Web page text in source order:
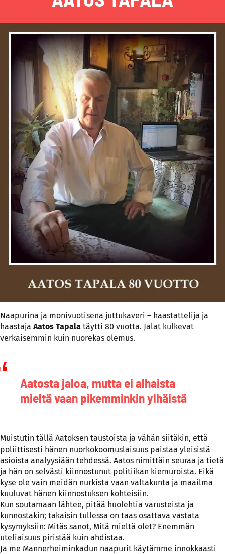
Naapurina ja monivuotisena juttukaveri – haastattelija ja
haastaja Aatos Tapala täytti 80 vuotta. Jalat kulkevat
verkaisemmin kuin nuorekas olemus.
Aatosta jaloa, mutta ei alhaista
mieltä vaan pikemminkin ylhäistä
Muistutin tällä Aatoksen taustoista ja vähän siitäkin, että
poliittisesti hänen nuorkokoomuslaisuus paistaa yleisistä
asioista analyysiään tehdessä. Aatos nimittäin seuraa ja tietä
ja hän on selvästi kiinnostunut politiikan kiemuroista. Eikä
kyse ole vain meidän nurkista vaan valtakunta ja maailma
kuuluvat hänen kiinnostuksen kohteisiin.
Kun soutamaan lähtee, pitää huolehtia varusteista ja
kunnostakin; takaisin tullessa on taas osattava vastata
kysymyksiin: Mitäs sanot, Mitä mieltä olet? Enemmän
uteliaisuus piristää kuin ahdistaa.
Ja me Mannerheiminkadun naapurit käytämme innokkaasti